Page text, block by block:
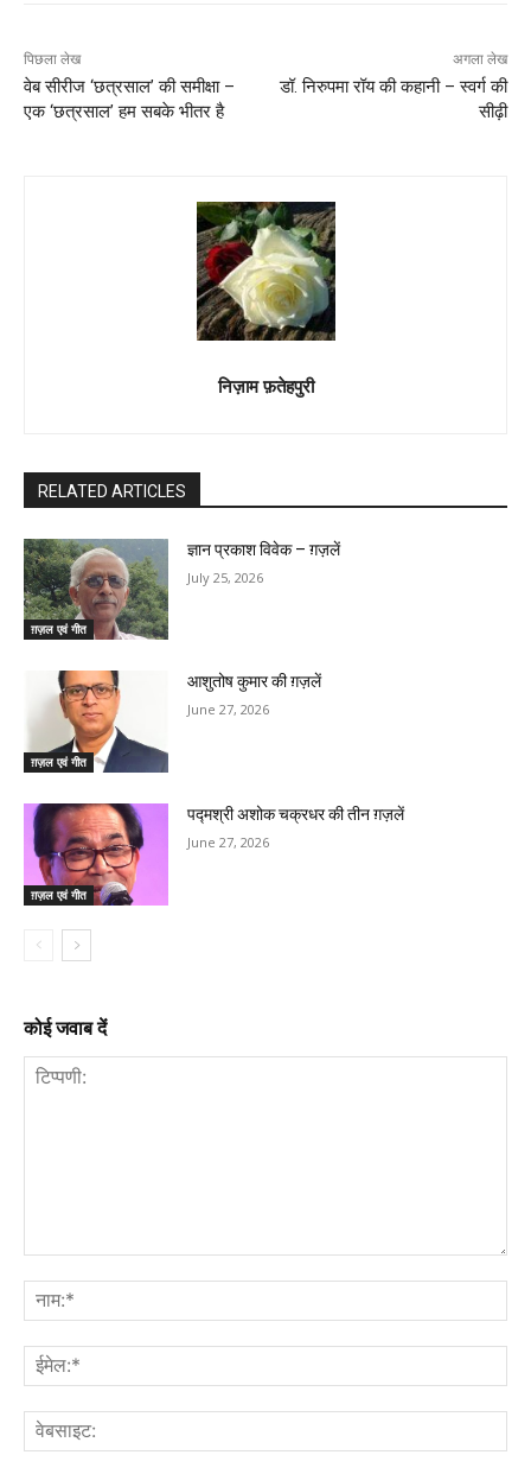
पिछला लेख
वेब सीरीज ‘छत्रसाल’ की समीक्षा –
एक ‘छत्रसाल’ हम सबके भीतर है
अगला लेख
डॉ. निरुपमा रॉय की कहानी – स्वर्ग की
सीढ़ी
निज़ाम फ़तेहपुरी
RELATED ARTICLES
ग़ज़ल एवं गीत
ज्ञान प्रकाश विवेक – ग़ज़लें
July 25, 2026
ग़ज़ल एवं गीत
आशुतोष कुमार की ग़ज़लें
June 27, 2026
ग़ज़ल एवं गीत
पद्मश्री अशोक चक्रधर की तीन ग़ज़लें
June 27, 2026
कोई जवाब दें